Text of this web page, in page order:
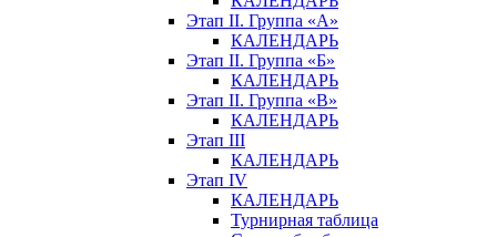
Этап II. Группа «А»
КАЛЕНДАРЬ
Этап II. Группа «Б»
КАЛЕНДАРЬ
Этап II. Группа «В»
КАЛЕНДАРЬ
Этап III
КАЛЕНДАРЬ
Этап IV
КАЛЕНДАРЬ
Турнирная таблица